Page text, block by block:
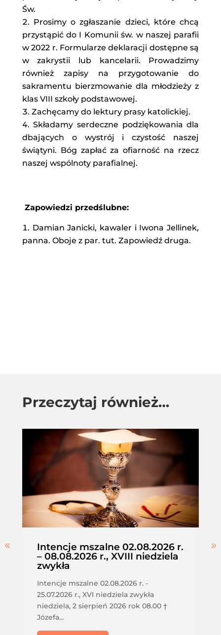
Św.
Prosimy o zgłaszanie dzieci, które chcą
przystąpić do I Komunii św. w naszej parafii
w 2022 r. Formularze deklaracji dostępne są
w zakrystii lub kancelarii. Prowadzimy
również zapisy na przygotowanie do
sakramentu bierzmowanie dla młodzieży z
klas VIII szkoły podstawowej.
Zachęcamy do lektury prasy katolickiej.
Składamy serdeczne podziękowania dla
dbających o wystrój i czystość naszej
świątyni. Bóg zapłać za ofiarność na rzecz
naszej wspólnoty parafialnej.
Zapowiedzi przedślubne:
Damian Janicki, kawaler i Iwona Jellinek,
panna. Oboje z par. tut. Zapowiedź druga.
Przeczytaj również…
Intencje mszalne 02.08.2026 r.
– 08.08.2026 r., XVIII niedziela
zwykła
Intencje mszalne 02.08.2026 r. -
25.07.2026 r., XVI niedziela zwykła
niedziela, 2 sierpień 2026 rok 08.00 †
Józefa...